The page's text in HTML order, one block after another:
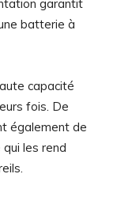
garantit
batterie à
capacité
fois. De
également de
les rend